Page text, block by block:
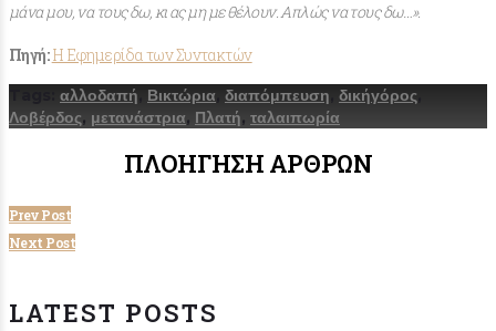
μάνα μου, να τους δω, κι ας μη με θέλουν. Απλώς να τους δω…».
Πηγή:Η Εφημερίδα των Συντακτών
αλλοδαπή Βικτώρια διαπόμπευση δικήγόρος
Λοβέρδος, μετανάστρια, Πλατή, ταλαιπωρία
ΠΛΟΉΓΗΣΗ ΆΡΘΡΩΝ
Prev Post
Next Post
LATEST POSTS